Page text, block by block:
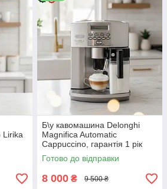
Lirika
Б\у кавомашина Delonghi
Magnifica Automatic
Cappuccino, гарантія 1 рік
Готово до відправки
8 000 ₴ 9 500 ₴